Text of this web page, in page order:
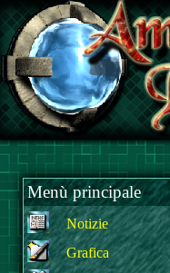
Menù principale
Notizie
Grafica